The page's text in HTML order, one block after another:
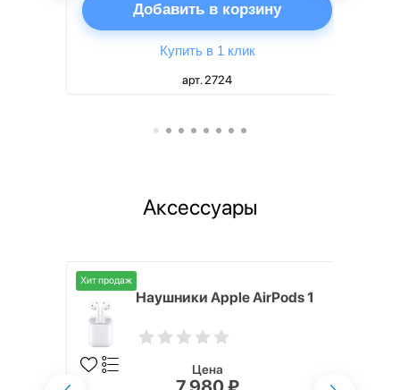
Добавить в корзину
Купить в 1 клик
арт. 2724
Аксессуары
Хит продаж
Наушники Apple AirPods 1
Цена